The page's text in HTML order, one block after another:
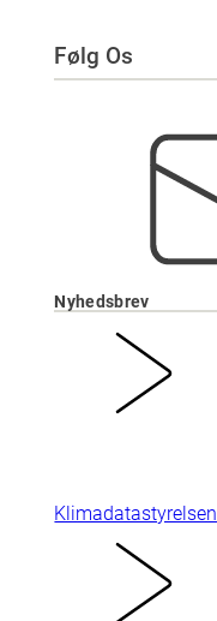
Følg Os
Nyhedsbrev
Klimadatastyrelsen